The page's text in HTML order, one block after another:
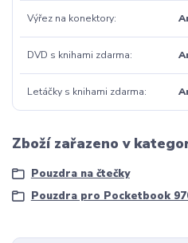
Výřez na konektory
DVD s knihami zdarma
Letáčky s knihami zdarma
Zboží zařazeno v
Pouzdra na čtečky
Pouzdra pro Pocketbook